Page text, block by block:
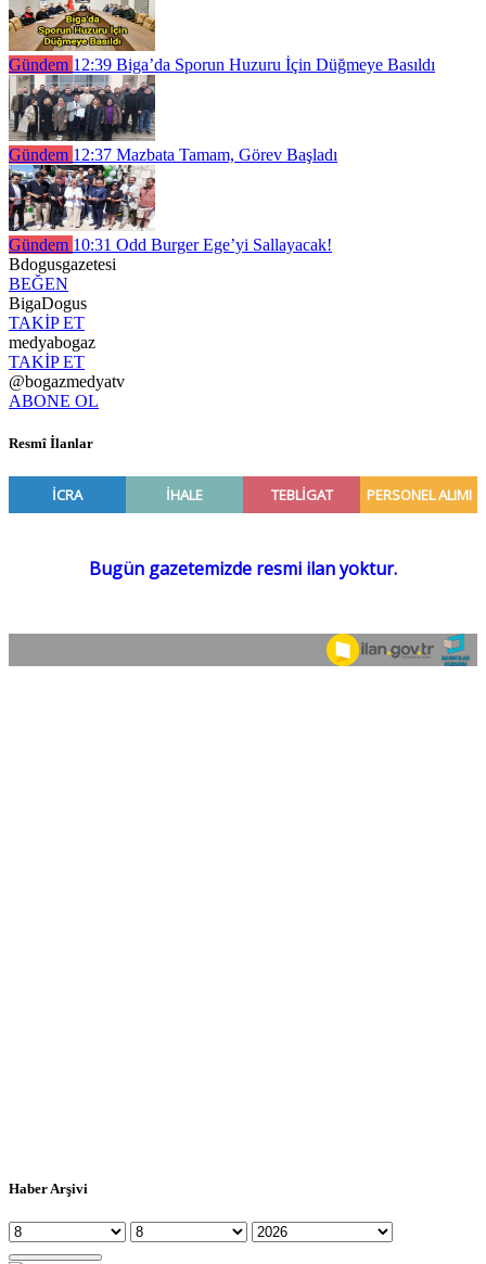
Gündem 12:39 Biga’da Sporun Huzuru İçin Düğmeye Basıldı
Gündem 12:37 Mazbata Tamam, Görev Başladı
Gündem 10:31 Odd Burger Ege’yi Sallayacak!
Bdogusgazetesi
BEĞEN
BigaDogus
TAKİP ET
medyabogaz
TAKİP ET
@bogazmedyatv
ABONE OL
Resmî İlanlar
Haber Arşivi